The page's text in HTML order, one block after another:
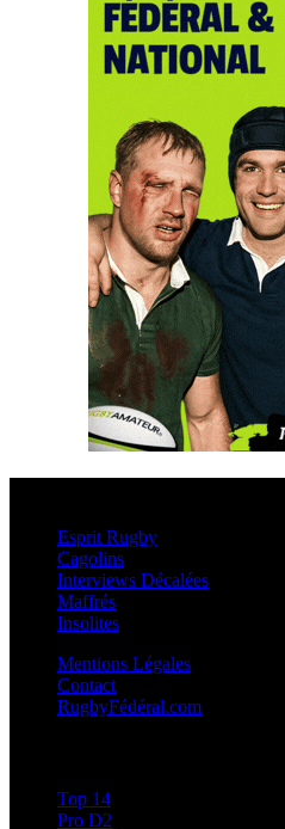
Esprit Rugby
Cagolins
Interviews Décalées
Maffrés
Insolites
Mentions Légales
Contact
RugbyFédéral.com
Top 14
Pro D2